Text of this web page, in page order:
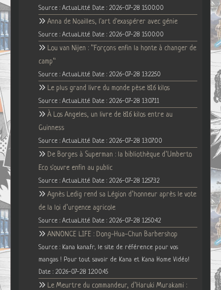
Source : ActuaLitté Date : 2026-07-28 15:00:00
Anna de Noailles, l'art d'exaspérer avec génie
Source : ActuaLitté Date : 2026-07-28 15:00:00
Lou van Nijen : “Forçons enfin la honte à changer de
camp“
Source : ActuaLitté Date : 2026-07-28 13:22:50
Le plus grand livre du monde pèse 816 kilos
Source : ActuaLitté Date : 2026-07-28 13:07:11
À Los Angeles, un livre de 816 kilos entre au
Guinness
Source : ActuaLitté Date : 2026-07-28 13:07:00
De Borges à Superman : la bibliothèque d’Umberto
Eco s'ouvre enfin au public
Source : ActuaLitté Date : 2026-07-28 12:57:32
Agnès Ledig rend sa Légion d’honneur après le vote
de la loi d’urgence agricole
Source : ActuaLitté Date : 2026-07-28 12:50:42
ANNONCE LIFE : Dong-Hua-Chun Barbershop
Source : Kana kana.fr, le site de référence pour vos
mangas ! Pour tout savoir de Kana et Kana Home Vidéo!
Date : 2026-07-28 12:00:45
Le Meurtre du commandeur, d’Haruki Murakami :